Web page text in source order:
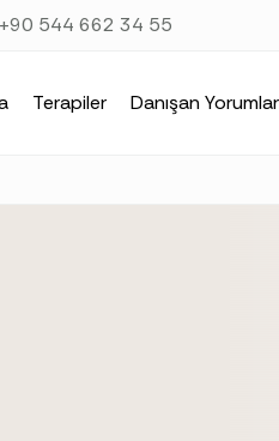
is available athttps://
+90 544 662 34 55
Terapiler Danışan